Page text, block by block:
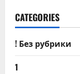
CATEGORIES
! Без рубрики
1